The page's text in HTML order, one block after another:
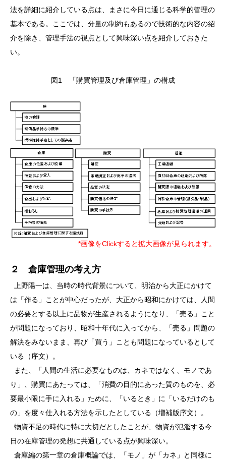
法を詳細に紹介している点は、まさに今日に通じる科学的管理の
基本である。ここでは、分量の制約もあるので技術的な内容の紹
介を除き、管理手法の視点として興味深い点を紹介しておきた
い。
図1 「購買管理及び倉庫管理」の構成
*画像をClickすると拡大画像が見られます。
２ 倉庫管理の考え方
上野陽一は、当時の時代背景について、明治から大正にかけて
は「作る」ことが中心だったが、大正から昭和にかけては、人間
の必要とする以上に品物が生産されるようになり、「売る」こと
が問題になっており、昭和十年代に入ってから、「売る」問題の
解決をみないまま、再び「買う」ことも問題になっているとして
いる（序文）。
また、「人間の生活に必要なものは、カネではなく、モノであ
り」、購買にあたっては、「消費の目的にあった質のものを、必
要最小限に手に入れる」ために、「いるとき」に「いるだけのも
の」を度々仕入れる方法を示したとしている（増補版序文）。
物資不足の時代に特に大切だとしたことが、物資が氾濫する今
日の在庫管理の発想に共通している点が興味深い。
倉庫編の第一章の倉庫概論では、「モノ」が「カネ」と同様に